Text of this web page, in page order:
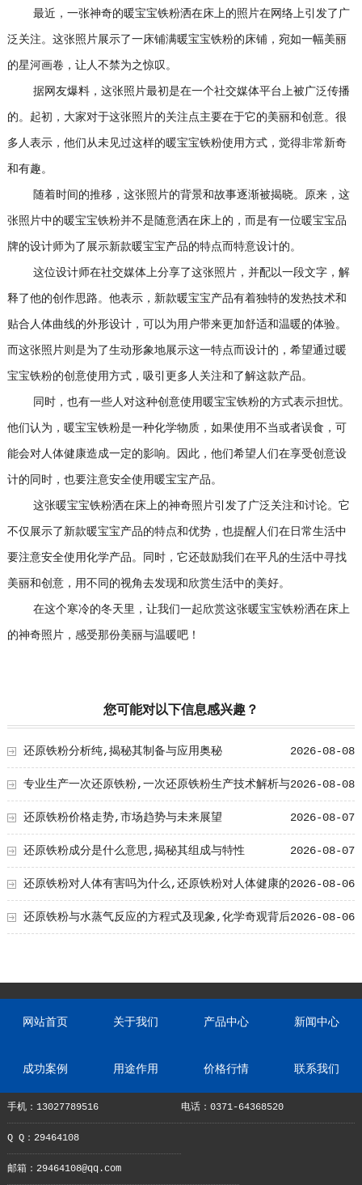
最近，一张神奇的暖宝宝铁粉洒在床上的照片在网络上引发了广
泛关注。这张照片展示了一床铺满暖宝宝铁粉的床铺，宛如一幅美丽
的星河画卷，让人不禁为之惊叹。
据网友爆料，这张照片最初是在一个社交媒体平台上被广泛传播
的。起初，大家对于这张照片的关注点主要在于它的美丽和创意。很
多人表示，他们从未见过这样的暖宝宝铁粉使用方式，觉得非常新奇
和有趣。
随着时间的推移，这张照片的背景和故事逐渐被揭晓。原来，这
张照片中的暖宝宝铁粉并不是随意洒在床上的，而是有一位暖宝宝品
牌的设计师为了展示新款暖宝宝产品的特点而特意设计的。
这位设计师在社交媒体上分享了这张照片，并配以一段文字，解
释了他的创作思路。他表示，新款暖宝宝产品有着独特的发热技术和
贴合人体曲线的外形设计，可以为用户带来更加舒适和温暖的体验。
而这张照片则是为了生动形象地展示这一特点而设计的，希望通过暖
宝宝铁粉的创意使用方式，吸引更多人关注和了解这款产品。
同时，也有一些人对这种创意使用暖宝宝铁粉的方式表示担忧。
他们认为，暖宝宝铁粉是一种化学物质，如果使用不当或者误食，可
能会对人体健康造成一定的影响。因此，他们希望人们在享受创意设
计的同时，也要注意安全使用暖宝宝产品。
这张暖宝宝铁粉洒在床上的神奇照片引发了广泛关注和讨论。它
不仅展示了新款暖宝宝产品的特点和优势，也提醒人们在日常生活中
要注意安全使用化学产品。同时，它还鼓励我们在平凡的生活中寻找
美丽和创意，用不同的视角去发现和欣赏生活中的美好。
在这个寒冷的冬天里，让我们一起欣赏这张暖宝宝铁粉洒在床上
的神奇照片，感受那份美丽与温暖吧！
您可能对以下信息感兴趣？
2026-08-08
还原铁粉分析纯,揭秘其制备与应用奥秘
2026-08-08
专业生产一次还原铁粉,一次还原铁粉生产技术解析与
工艺创新 2026-08-07
还原铁粉价格走势,市场趋势与未来展望
2026-08-07
还原铁粉成分是什么意思,揭秘其组成与特性
2026-08-06
还原铁粉对人体有害吗为什么,还原铁粉对人体健康的
影响及原因解析 2026-08-06
还原铁粉与水蒸气反应的方程式及现象,化学奇观背后
网站首页 关于我们 产品中心 新闻中心
成功案例 用途作用 价格行情 联系我们
手机：13027789516 电话：0371-64368520
Q Q：29464108
邮箱：29464108@qq.com